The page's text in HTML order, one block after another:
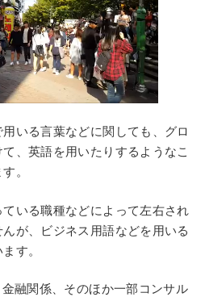
いる言葉などに関しても、グロ
、英語を用いたりするようなこ
。
いる職種などによって左右され
が、ビジネス用語などを用いる
す。
融関係、そのほか一部コンサル